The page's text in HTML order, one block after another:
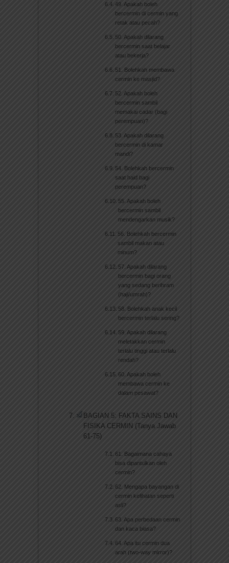
49. Apakah boleh
bercermin di cermin yang
retak atau pecah?
50. Apakah dilarang
bercermin saat belajar
atau bekerja?
51. Bolehkah membawa
cermin ke masjid?
52. Apakah boleh
bercermin sambil
memakai cadar (bagi
perempuan)?
53. Apakah dilarang
bercermin di kamar
mandi?
54. Bolehkah bercermin
saat haid bagi
perempuan?
55. Apakah boleh
bercermin sambil
mendengarkan musik?
56. Bolehkah bercermin
sambil makan atau
minum?
57. Apakah dilarang
bercermin bagi orang
yang sedang berihram
(haji/umrah)?
58. Bolehkah anak kecil
bercermin terlalu sering?
59. Apakah dilarang
meletakkan cermin
terlalu tinggi atau terlalu
rendah?
60. Apakah boleh
membawa cermin ke
dalam pesawat?
BAGIAN 5: FAKTA SAINS DAN
FISIKA CERMIN (Tanya Jawab
61-75)
61. Bagaimana cahaya
bisa dipantulkan oleh
cermin?
62. Mengapa bayangan di
cermin kelihatan seperti
asli?
63. Apa perbedaan cermin
dan kaca biasa?
64. Apa itu cermin dua
arah (two-way mirror)?